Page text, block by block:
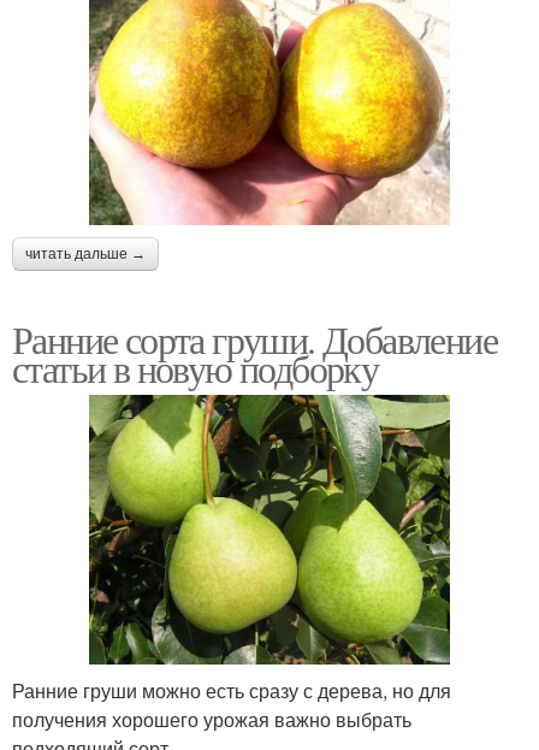
читать дальше →
Ранние сорта груши. Добавление
статьи в новую подборку
Ранние груши можно есть сразу с дерева, но для
получения хорошего урожая важно выбрать